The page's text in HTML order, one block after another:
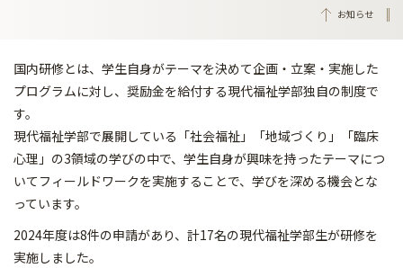
お知らせ
国内研修とは、学生自身がテーマを決めて企画・立案・実施した
プログラムに対し、奨励金を給付する現代福祉学部独自の制度で
す。
現代福祉学部で展開している「社会福祉」「地域づくり」「臨床
心理」の3領域の学びの中で、学生自身が興味を持ったテーマにつ
いてフィールドワークを実施することで、学びを深める機会とな
っています。
2024年度は8件の申請があり、計17名の現代福祉学部生が研修を
実施しました。